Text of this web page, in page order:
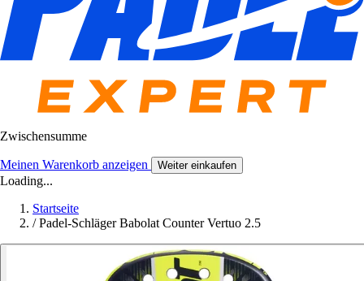
Zwischensumme
Meinen Warenkorb anzeigen Weiter einkaufen
Loading...
Startseite
/ Padel-Schläger Babolat Counter Vertuo 2.5